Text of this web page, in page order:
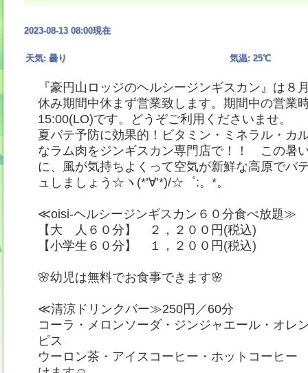
2023-08-13 08:00現在
天気: 曇り 気温: 25℃
『豪円山ロッジのヘルシージンギスカン』は８
休み期間中休まず営業致します。期間中の営業
15:00(LO)です。どうぞご利用くださいませ。
夏バテ予防に効果的！ビタミン・ミネラル・カ
なラム肉をジンギスカン専門店で！！ この暑
に、風が気持ちよくって空気が新鮮な高原でバ
ュしましょう☆ヽ(*’∀’*)/☆゜:。*。
≪oisi-ヘルシージンギスカン６０分食べ放題≫
【大 人６０分】 ２，２００円(税込)
【小学生６０分】 １，２００円(税込)
🌸幼児は無料でお食事できます🌸
≪清涼ドリンクバー≫250円／60分
コーラ・メロンソーダ・ジンジャエール・オレ
ピス
ウーロン茶・アイスコーヒー・ホットコーヒ